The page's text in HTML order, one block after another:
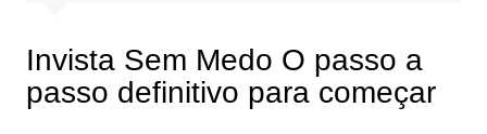
Invista Sem Medo O passo a
passo definitivo para começar